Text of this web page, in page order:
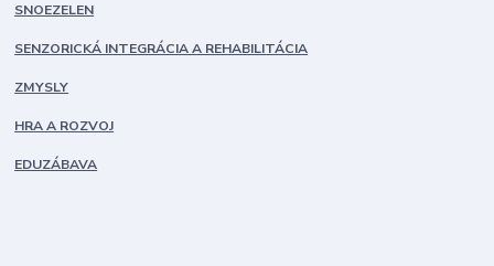
SNOEZELEN
SENZORICKÁ INTEGRÁCIA A REHABILITÁCIA
ZMYSLY
HRA A ROZVOJ
EDUZÁBAVA